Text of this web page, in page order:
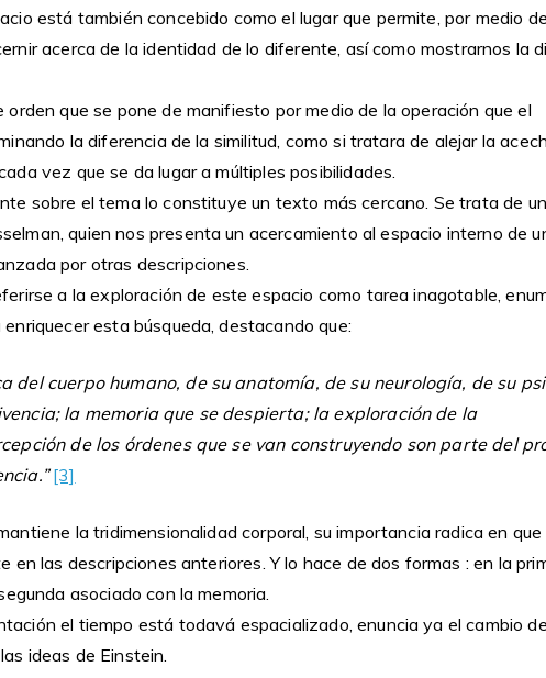
está también concebido como el lugar que permite, por medio
acerca de la identidad de lo diferente, así como mostrarnos la
orden que se pone de manifiesto por medio de la operación que el
la diferencia de la similitud, como si tratara de alejar la
vez que se da lugar a múltiples posibilidades.
sobre el tema lo constituye un texto más cercano. Se trata de
quien nos presenta un acercamiento al espacio interno de
por otras descripciones.
a la exploración de este espacio como tarea inagotable,
esta búsqueda, destacando que:
del cuerpo humano, de su anatomía, de su neurología, de su
la memoria que se despierta; la exploración de la
de los órdenes que se van construyendo son parte del
[3]
la tridimensionalidad corporal, su importancia radica en que
en las descripciones anteriores. Y lo hace de dos formas : en la
asociado con la memoria.
el tiempo está todavá espacializado, enuncia ya el cambio de
ideas de Einstein.